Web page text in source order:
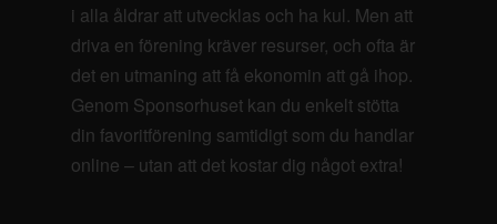
i alla åldrar att utvecklas och ha kul. Men att
driva en förening kräver resurser, och ofta är
det en utmaning att få ekonomin att gå ihop.
Genom Sponsorhuset kan du enkelt stötta
din favoritförening samtidigt som du handlar
online – utan att det kostar dig något extra!